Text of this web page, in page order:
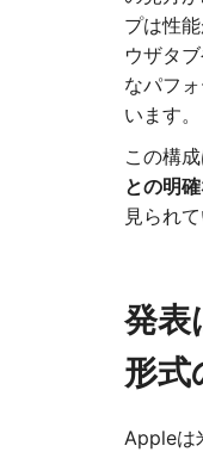
プは性
ウザタ
なパフ
います。
この構成
との明
見られて
発表
形式
Appleは